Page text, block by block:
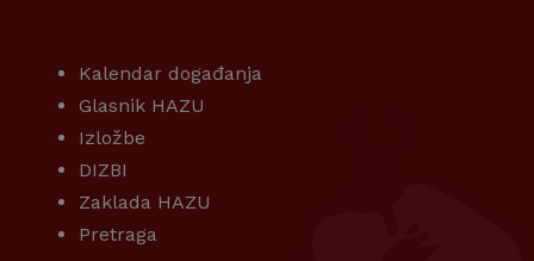
Kalendar događanja
Glasnik HAZU
Izložbe
DIZBI
Zaklada HAZU
Pretraga